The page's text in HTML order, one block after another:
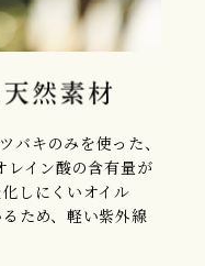
バキのみを使った、
レイン酸の含有量が
しにくいオイル
ため、軽い紫外線